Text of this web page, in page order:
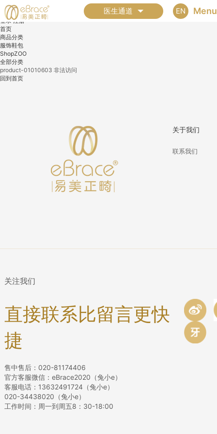
医生通道 EN Menu
全部分类
登录 注册
首页
商品分类
服饰鞋包
ShopZOO
全部分类
product-01010603 非法访问
回到首页
关于我们
联系我们
关注我们
直接联系比留言更快
捷
售中售后：020-81174406
官方客服微信：eBrace2020（兔小e）
客服电话：13632491724（兔小e）
020-34438020（兔小e）
工作时间：周一到周五8：30-18:00